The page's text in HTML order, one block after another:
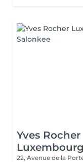
Yves Rocher
22, Avenue de la